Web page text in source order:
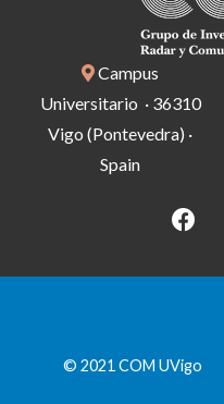
Campus
Universitario · 36310
Vigo (Pontevedra) ·
Spain
© 2021 COM UVigo